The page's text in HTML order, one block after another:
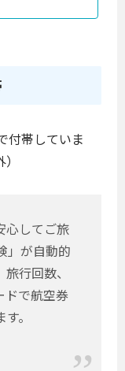
付帯していま
心してご旅
」が自動的
行回数、
ドで航空券
。